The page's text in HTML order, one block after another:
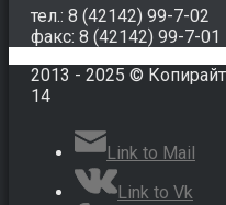
тел.: 8 (42142) 99-7-02
факс: 8 (42142) 99-7-01
2013 - 2025 ©
14
Link to Mail
Link to Vk